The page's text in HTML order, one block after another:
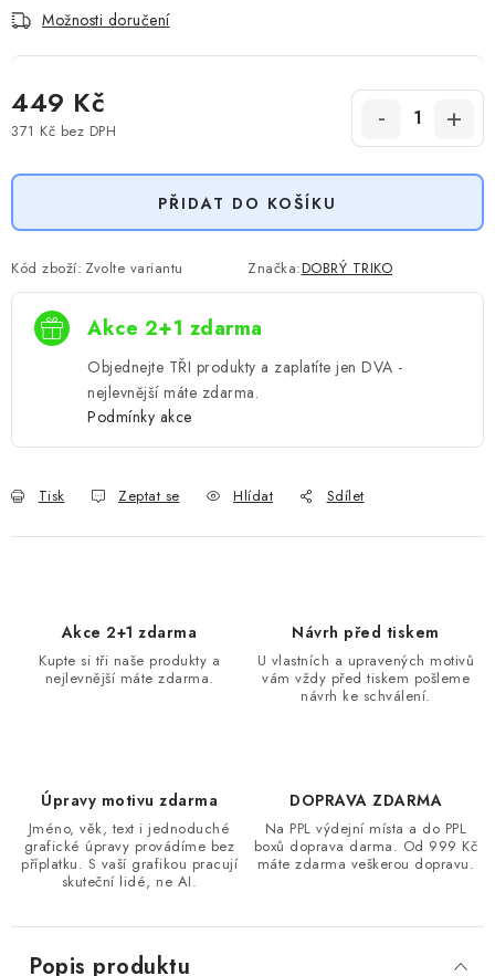
Možnosti doručení
449 Kč
371 Kč bez DPH
PŘIDAT DO KOŠÍKU
Kód zboží: Zvolte variantu Značka:DOBRÝ TRIKO
Akce 2+1 zdarma
Objednejte TŘI produkty a zaplatíte jen DVA -
nejlevnější máte zdarma.
Podmínky akce
Tisk Zeptat se Hlídat Sdílet
Akce 2+1 zdarma
Kupte si tři naše produkty a
nejlevnější máte zdarma.
Návrh před tiskem
U vlastních a upravených motivů
vám vždy před tiskem pošleme
návrh ke schválení.
Úpravy motivu zdarma
Jméno, věk, text i jednoduché
grafické úpravy provádíme bez
příplatku. S vaší grafikou pracují
skuteční lidé, ne AI.
DOPRAVA ZDARMA
Na PPL výdejní místa a do PPL
boxů doprava darma. Od 999 Kč
máte zdarma veškerou dopravu.
Popis produktu